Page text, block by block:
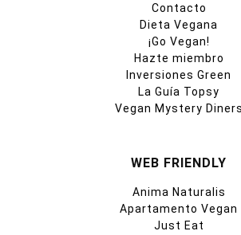
Contacto
Dieta Vegana
¡Go Vegan!
Hazte miembro
Inversiones Green
La Guía Topsy
Vegan Mystery Diners
WEB FRIENDLY
Anima Naturalis
Apartamento Vegan
Just Eat